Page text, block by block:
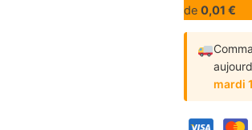
de0,01€
mardi